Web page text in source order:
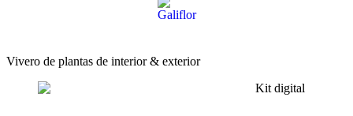
Vivero de plantas de interior & exterior